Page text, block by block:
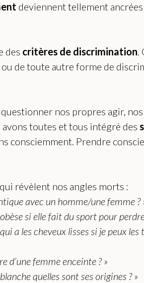
deviennent tellement ancrées
des critères de discrimination.
de toute autre forme de
nos propres agir,
toutes et tous intégré des
consciemment. Prendre
révèlent nos angles morts :
avec un homme/une femme ?
si elle fait du sport pour
a les cheveux lisses si je peux
d’une femme enceinte ? »
quelles sont ses origines ? »